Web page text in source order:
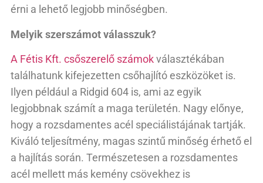
érni a lehető legjobb minőségben.
Melyik szerszámot válasszuk?
A Fétis Kft. csőszerelő számokválasztékában
találhatunk kifejezetten csőhajlító eszközöket is.
Ilyen például a Ridgid 604 is, ami az egyik
legjobbnak számít a maga területén. Nagy előnye,
hogy a rozsdamentes acél speciálistájának tartják.
Kiváló teljesítmény, magas szintű minőség érhető el
a hajlítás során. Természetesen a rozsdamentes
acél mellett más kemény csövekhez is